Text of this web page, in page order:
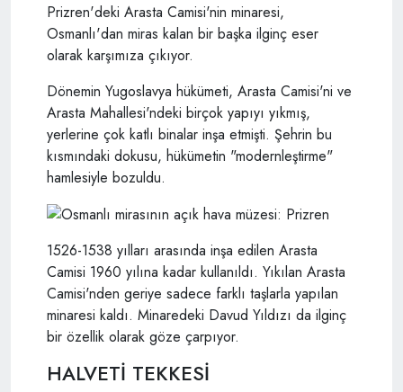
Prizren'deki Arasta Camisi'nin minaresi,
Osmanlı'dan miras kalan bir başka ilginç eser
olarak karşımıza çıkıyor.
Dönemin Yugoslavya hükümeti, Arasta Camisi'ni ve
Arasta Mahallesi'ndeki birçok yapıyı yıkmış,
yerlerine çok katlı binalar inşa etmişti. Şehrin bu
kısmındaki dokusu, hükümetin "modernleştirme"
hamlesiyle bozuldu.
1526-1538 yılları arasında inşa edilen Arasta
Camisi 1960 yılına kadar kullanıldı. Yıkılan Arasta
Camisi'nden geriye sadece farklı taşlarla yapılan
minaresi kaldı. Minaredeki Davud Yıldızı da ilginç
bir özellik olarak göze çarpıyor.
HALVETİ TEKKESİ